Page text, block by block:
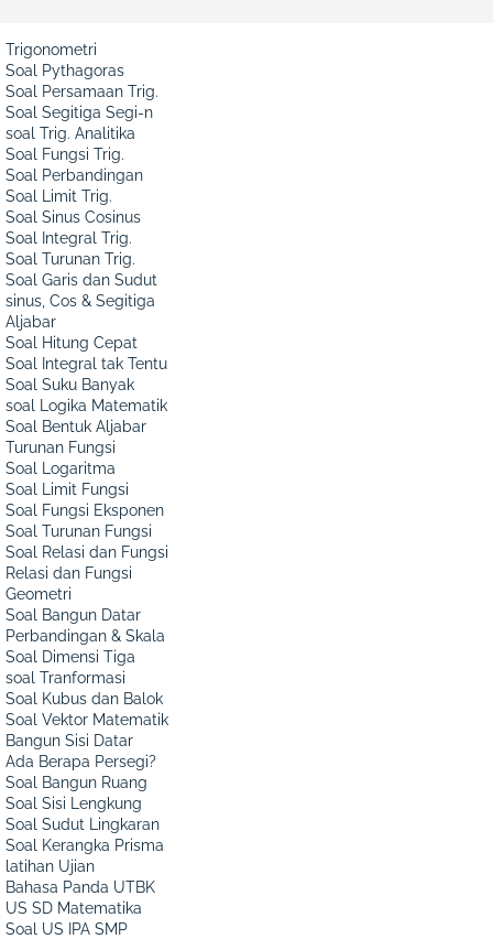
Trigonometri
Soal Pythagoras
Soal Persamaan Trig.
Soal Segitiga Segi-n
soal Trig. Analitika
Soal Fungsi Trig.
Soal Perbandingan
Soal Limit Trig.
Soal Sinus Cosinus
Soal Integral Trig.
Soal Turunan Trig.
Soal Garis dan Sudut
sinus, Cos & Segitiga
Aljabar
Soal Hitung Cepat
Soal Integral tak Tentu
Soal Suku Banyak
soal Logika Matematik
Soal Bentuk Aljabar
Turunan Fungsi
Soal Logaritma
Soal Limit Fungsi
Soal Fungsi Eksponen
Soal Turunan Fungsi
Soal Relasi dan Fungsi
Relasi dan Fungsi
Geometri
Soal Bangun Datar
Perbandingan & Skala
Soal Dimensi Tiga
soal Tranformasi
Soal Kubus dan Balok
Soal Vektor Matematik
Bangun Sisi Datar
Ada Berapa Persegi?
Soal Bangun Ruang
Soal Sisi Lengkung
Soal Sudut Lingkaran
Soal Kerangka Prisma
latihan Ujian
Bahasa Panda UTBK
US SD Matematika
Soal US IPA SMP